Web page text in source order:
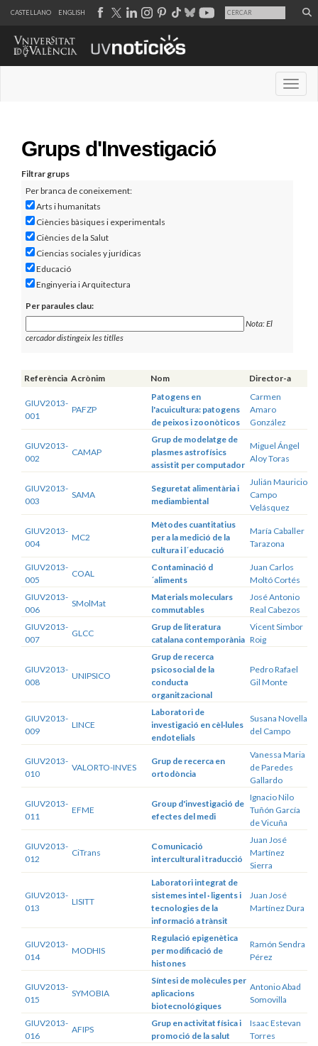
CASTELLANO ENGLISH
Grups d'Investigació
Filtrar grups
Per branca de coneixement:
Arts i humanitats
Ciències bàsiques i experimentals
Ciències de la Salut
Ciencias sociales y jurídicas
Educació
Enginyeria i Arquitectura
Per paraules clau:
Nota: El
cercador distingeix les titlles
Referència Acrònim Nom Director-a
GIUV2013-
001
PAFZP
Patogens en
l'acuicultura: patogens
de peixos i zoonòticos
Carmen
Amaro
González
GIUV2013-
002
CAMAP
Grup de modelatge de
plasmes astrofísics
assistit per computador
Miguel Ángel
Aloy Toras
GIUV2013-
003
SAMA
Seguretat alimentària i
mediambiental
Julián Mauricio
Campo
Velásquez
GIUV2013-
004
MC2
Mètodes cuantitatius
per a la medició de la
cultura i l´educació
María Caballer
Tarazona
GIUV2013-
005
COAL
Contaminació d
´aliments
Juan Carlos
Moltó Cortés
GIUV2013-
006
SMolMat
Materials moleculars
commutables
José Antonio
Real Cabezos
GIUV2013-
007
GLCC
Grup de literatura
catalana contemporània
Vicent Simbor
Roig
GIUV2013-
008
UNIPSICO
Grup de recerca
psicosocial de la
conducta
organitzacional
Pedro Rafael
Gil Monte
GIUV2013-
009
LINCE
Laboratori de
investigació en cèl·lules
endotelials
Susana Novella
del Campo
GIUV2013-
010
VALORTO-INVES
Grup de recerca en
ortodòncia
Vanessa Maria
de Paredes
Gallardo
GIUV2013-
011
EFME
Group d'investigació de
efectes del medi
Ignacio Nilo
Tuñón García
de Vicuña
GIUV2013-
012
CiTrans
Comunicació
intercultural i traducció
Juan José
Martínez
Sierra
GIUV2013-
013
LISITT
Laboratori integrat de
sistemes intel · ligents i
tecnologies de la
informació a trànsit
Juan José
Martínez Dura
GIUV2013-
014
MODHIS
Regulació epigenètica
per modificació de
histones
Ramón Sendra
Pérez
GIUV2013-
015
SYMOBIA
Síntesi de molècules per
aplicacions
biotecnológiques
Antonio Abad
Somovilla
GIUV2013-
016
AFIPS
Grup en activitat física i
promoció de la salut
Isaac Estevan
Torres